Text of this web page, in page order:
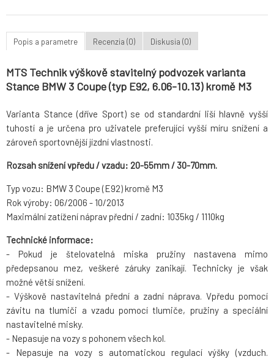
Popis a parametre Recenzia (0) Diskusia (0)
MTS Technik výškově stavitelný podvozek varianta
Stance BMW 3 Coupe (typ E92, 6.06-10.13) kromě M3
Varianta Stance (dříve Sport) se od standardní liší hlavně vyšší
tuhostí a je určena pro uživatele preferující vyšší míru snížení a
zároveň sportovnější jízdní vlastnosti.
Rozsah snížení vpředu / vzadu: 20-55mm / 30-70mm.
Typ vozu: BMW 3 Coupe (E92) kromě M3
Rok výroby: 06/2006 - 10/2013
Maximální zatížení náprav přední / zadní: 1035kg / 1110kg
Technické informace:
- Pokud je štelovatelná miska pružiny nastavena mimo
předepsanou mez, veškeré záruky zanikají. Technicky je však
možné větší snížení.
- Výškově nastavitelná přední a zadní náprava. Vpředu pomocí
závitu na tlumiči a vzadu pomocí tlumiče, pružiny a speciální
nastavitelné misky.
- Nepasuje na vozy s pohonem všech kol.
- Nepasuje na vozy s automatickou regulací výšky (vzduch.